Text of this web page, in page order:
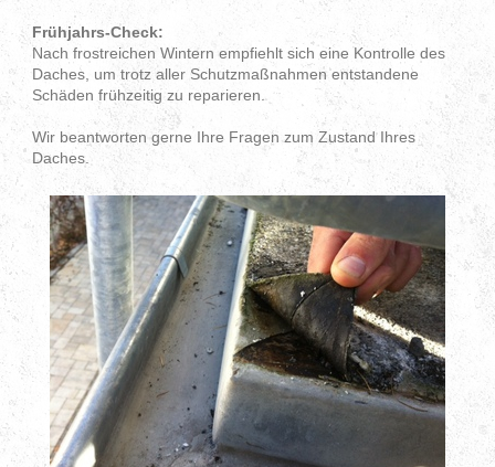
Frühjahrs-Check:
Nach frostreichen Wintern empfiehlt sich eine Kontrolle des
Daches, um trotz aller Schutzmaßnahmen entstandene
Schäden frühzeitig zu reparieren.
Wir beantworten gerne Ihre Fragen zum Zustand Ihres
Daches.